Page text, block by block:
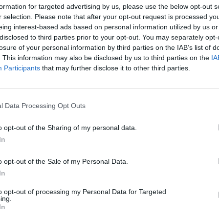
for targeted advertising by us, please use the below opt-out
selection. Please note that after your opt-out request is processed
interest-based ads based on personal information utilized by us
to third parties prior to your opt-out. You may separately
of your personal information by third parties on the IAB’s list of
This information may also be disclosed by us to third parties on the
Participants that may further disclose it to other third parties.
Data Processing Opt Outs
opt-out of the Sharing of my personal data.
opt-out of the Sale of my Personal Data.
opt-out of processing my Personal Data for Targeted
o llevar un embarazo a término,
trastornos de la fecundidad).
de las mujeres?
de la mujer. Tanto los hombres como
buscar ayuda para lograr un embarazo, sin
como sólo una condición de la
y Prevención de las Enfermedades de los
Nacional de Crecimiento Familiar de
hombres con experiencia sexual menores
especialista en fertilidad durante su vida -
De los hombres que buscaron ayuda, el 18%